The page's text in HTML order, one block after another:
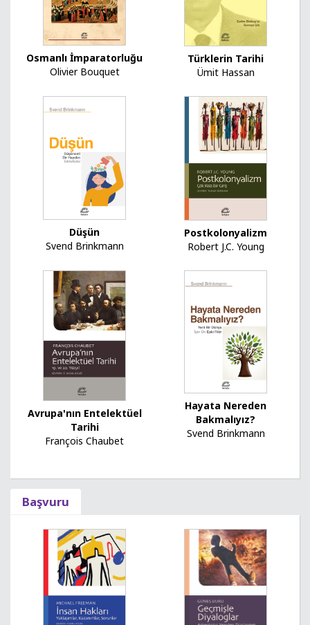
Osmanlı İmparatorluğu
Olivier Bouquet
Türklerin Tarihi
Ümit Hassan
Düşün
Svend Brinkmann
Postkolonyalizm
Robert J.C. Young
Avrupa'nın Entelektüel
Tarihi
François Chaubet
Hayata Nereden
Bakmalıyız?
Svend Brinkmann
Başvuru